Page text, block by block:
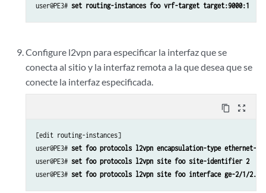
user@PE3# set routing-instances foo vrf-target target:9000:1
Configure l2vpn para especificar la interfaz que se
conecta al sitio y la interfaz remota a la que desea que se
conecte la interfaz especificada.
content_copy zoom_out_map
[edit routing-instances]
user@PE3# set foo protocols l2vpn encapsulation-type ethernet-
user@PE3# set foo protocols l2vpn site foo site-identifier 2
user@PE3# set foo protocols l2vpn site foo interface ge-2/1/2.0